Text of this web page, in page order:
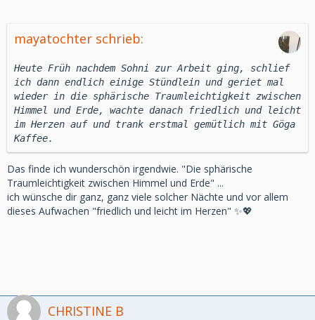
mayatochter schrieb:
Heute Früh nachdem Sohni zur Arbeit ging, schlief
ich dann endlich einige Stündlein und geriet mal
wieder in die sphärische Traumleichtigkeit zwischen
Himmel und Erde, wachte danach friedlich und leicht
im Herzen auf und trank erstmal gemütlich mit Göga
Kaffee.
Das finde ich wunderschön irgendwie. "Die sphärische
Traumleichtigkeit zwischen Himmel und Erde" ...
ich wünsche dir ganz, ganz viele solcher Nächte und vor allem
dieses Aufwachen "friedlich und leicht im Herzen" ✨💖
CHRISTINE B